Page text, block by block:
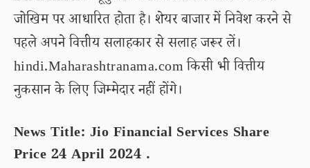
जोखिम पर आधारित होता है। शेयर बाजार में निवेश करने से
पहले अपने वित्तीय सलाहकार से सलाह जरूर लें।
hindi.Maharashtranama.com किसी भी वित्तीय
नुकसान के लिए जिम्मेदार नहीं होंगे।
News Title: Jio Financial Services Share
Price 24 April 2024 .